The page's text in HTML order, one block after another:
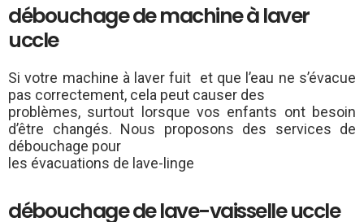
débouchage de machine à laver
uccle
Si votre machine à laver fuit et que l’eau ne s’évacue
pas correctement, cela peut causer des
problèmes, surtout lorsque vos enfants ont besoin
d’être changés. Nous proposons des services de
débouchage pour
les évacuations de lave-linge
débouchage de lave-vaisselle uccle